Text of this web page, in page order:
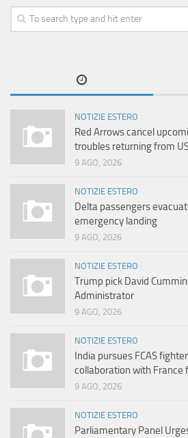
NOTIZIE ESTERO
Red Arrows cancel
troubles returning from
9 AGO, 2026
NOTIZIE ESTERO
Delta passengers
emergency landing
9 AGO, 2026
NOTIZIE ESTERO
Trump pick David
Administrator
9 AGO, 2026
NOTIZIE ESTERO
India pursues FCAS
collaboration with France
9 AGO, 2026
NOTIZIE ESTERO
Parliamentary Panel